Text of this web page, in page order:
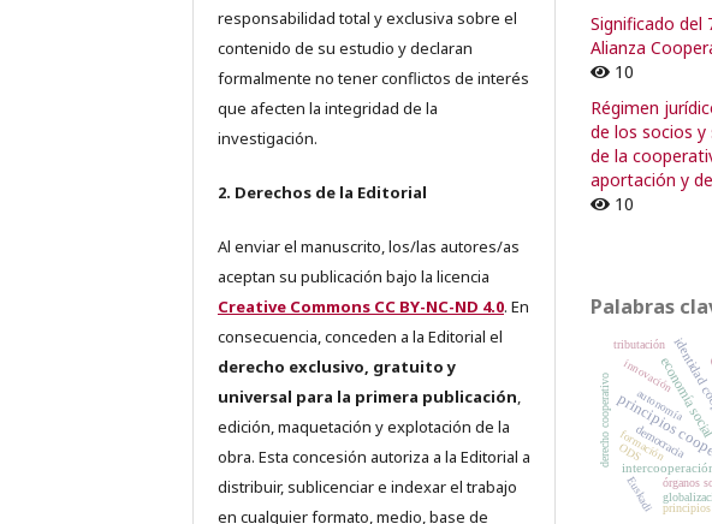
responsabilidad total y exclusiva sobre el
contenido de su estudio y declaran
formalmente no tener conflictos de interés
que afecten la integridad de la
investigación.
2. Derechos de la Editorial
Al enviar el manuscrito, los/las autores/as
aceptan su publicación bajo la licencia
Creative Commons CC BY-NC-ND 4.0. En
consecuencia, conceden a la Editorial el
derecho exclusivo, gratuito y
universal para la primera publicación,
edición, maquetación y explotación de la
obra. Esta concesión autoriza a la Editorial a
distribuir, sublicenciar e indexar el trabajo
en cualquier formato, medio, base de
Significado del
Alianza
10
Régimen
de los socios y
de la
aportación y
10
Palabras
principioseconomía
derecho cooperativo
órganos
democracia
innovación
autonomía
formación
Euskadi
tributación
principios
ODS